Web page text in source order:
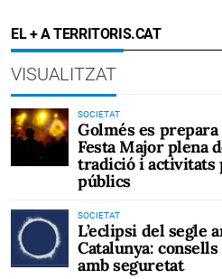
EL + A TERRITORIS.CAT
VISUALITZAT
SOCIETAT
Golmés es
Festa Major plena
tradició i activitats
públics
SOCIETAT
L’eclipsi del segle
Catalunya:
amb seguretat